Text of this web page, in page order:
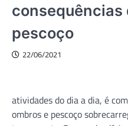
consequências
pescoço
22/06/2021
atividades do dia a dia, é
ombros e pescoço